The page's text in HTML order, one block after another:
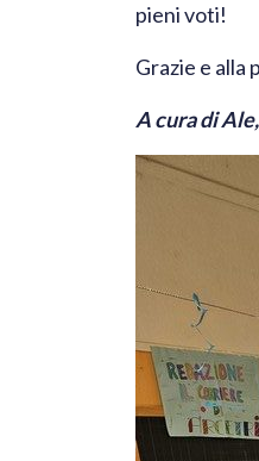
pieni voti!
​Grazie e alla
​A cura di